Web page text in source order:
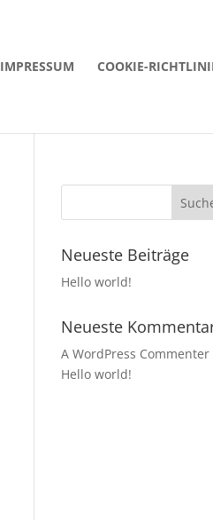
IMPRESSUM COOKIE-
Neueste Beiträge
Hello world!
Neueste
A WordPress Commenter
Hello world!